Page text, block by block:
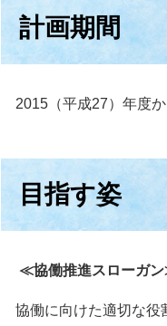
計画期間
2015（平成27）年度
目指す姿
≪協働推進スローガ
協働に向けた適切な役